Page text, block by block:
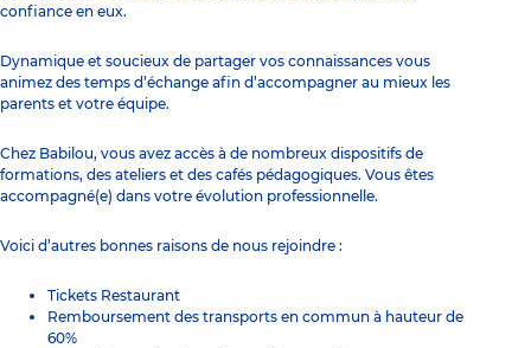
confiance en eux.
Dynamique et soucieux de partager vos connaissances vous
animez des temps d’échange afin d’accompagner au mieux les
parents et votre équipe.
Chez Babilou, vous avez accès à de nombreux dispositifs de
formations, des ateliers et des cafés pédagogiques. Vous êtes
accompagné(e) dans votre évolution professionnelle.
Voici d’autres bonnes raisons de nous rejoindre :
Tickets Restaurant
Remboursement des transports en commun à hauteur de
60%